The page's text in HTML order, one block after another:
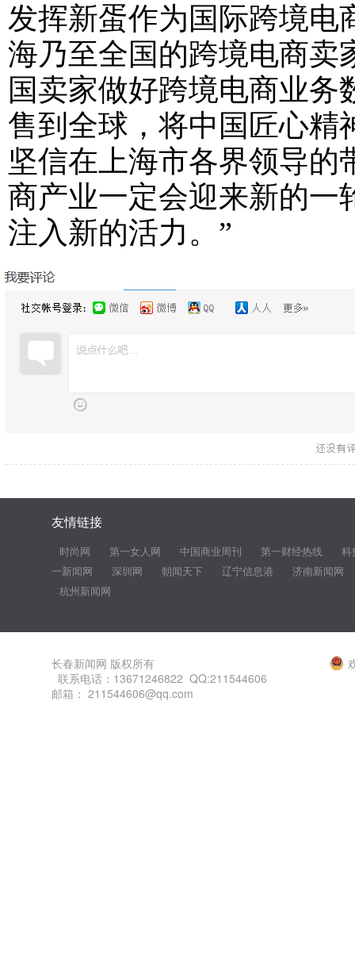
发挥新蛋作为国际跨境电
海乃至全国的跨境电商卖
国卖家做好跨境电商业
售到全球，将中国匠心精
坚信在上海市各界领导的
商产业一定会迎来新的一
注入新的活力。”
友情链接
时尚网 第一女人网 中国商业周刊 第一财经热线
科
一新闻网
深圳网 朝闻天下 辽宁信息港
济南新闻网
杭州新闻网
长春新闻网 版权所有
联系电话：13671246822 QQ:211544606
邮箱： 211544606@qq.com